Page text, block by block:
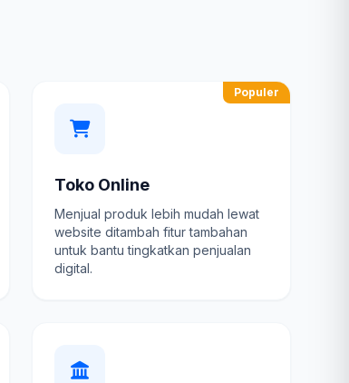
Populer
Toko Online
Menjual produk lebih mudah lewat
website ditambah fitur tambahan
untuk bantu tingkatkan penjualan
digital.